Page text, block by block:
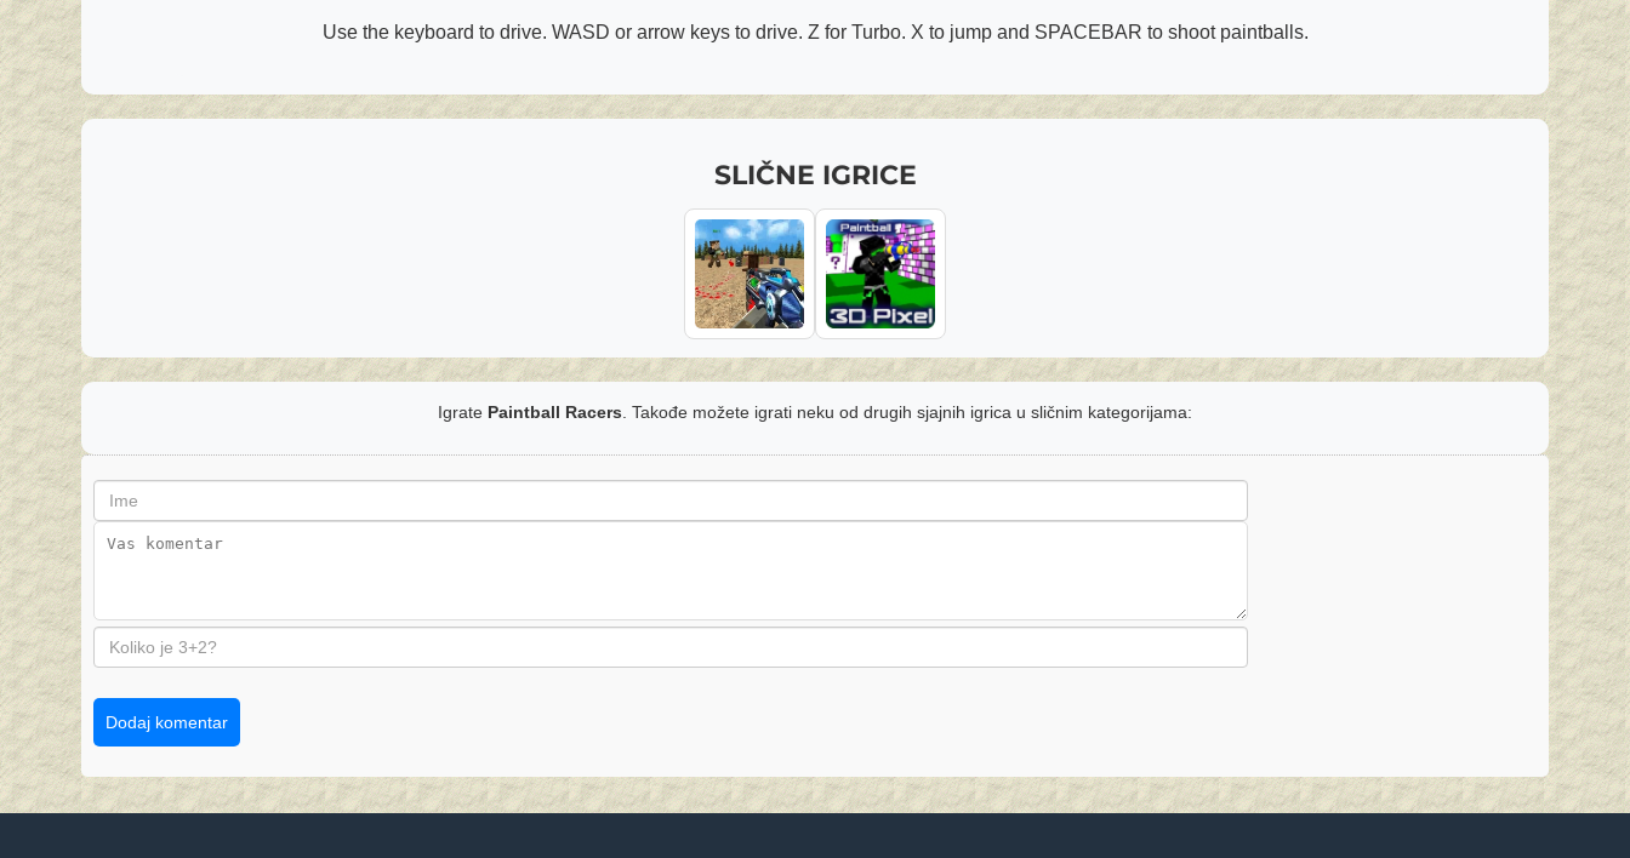
Use the keyboard to drive. WASD or arrow keys to drive. Z for Turbo. X to jump and SPACEBAR to shoot paintballs.
SLIČNE IGRICE
Igrate Paintball Racers . Takođe možete igrati neku od drugih sjajnih igrica u sličnim kategorijama:
Dodaj komentar